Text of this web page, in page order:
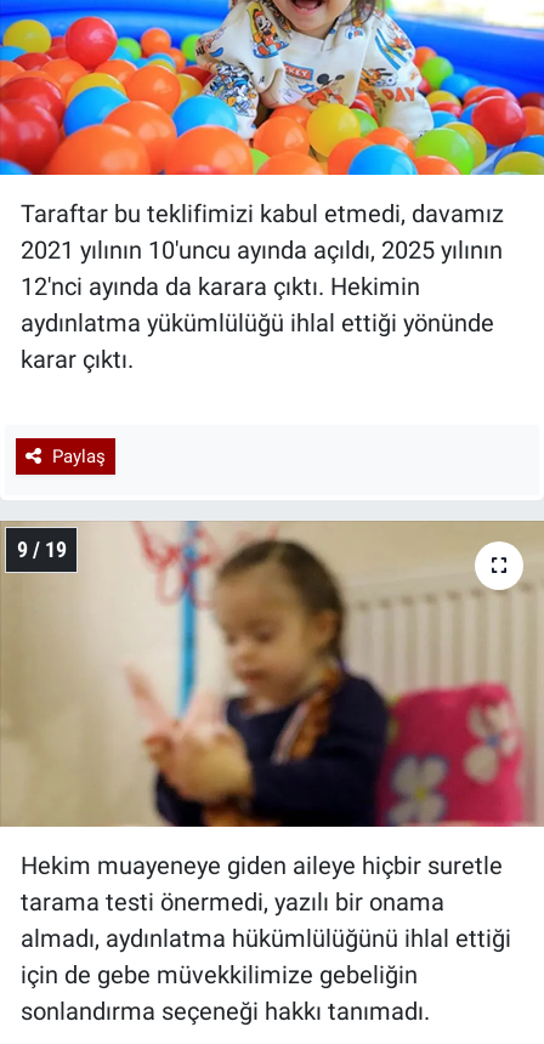
Taraftar bu teklifimizi kabul etmedi, davamız
2021 yılının 10'uncu ayında açıldı, 2025 yılının
12'nci ayında da karara çıktı. Hekimin
aydınlatma yükümlülüğü ihlal ettiği yönünde
karar çıktı.
Paylaş
9 / 19
Hekim muayeneye giden aileye hiçbir suretle
tarama testi önermedi, yazılı bir onama
almadı, aydınlatma hükümlülüğünü ihlal ettiği
için de gebe müvekkilimize gebeliğin
sonlandırma seçeneği hakkı tanımadı.